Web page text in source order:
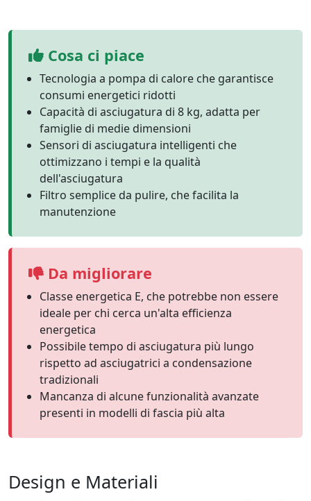
Cosa ci piace
Tecnologia a pompa di calore che garantisce
consumi energetici ridotti
Capacità di asciugatura di 8 kg, adatta per
famiglie di medie dimensioni
Sensori di asciugatura intelligenti che
ottimizzano i tempi e la qualità
dell'asciugatura
Filtro semplice da pulire, che facilita la
manutenzione
Da migliorare
Classe energetica E, che potrebbe non essere
ideale per chi cerca un'alta efficienza
energetica
Possibile tempo di asciugatura più lungo
rispetto ad asciugatrici a condensazione
tradizionali
Mancanza di alcune funzionalità avanzate
presenti in modelli di fascia più alta
Design e Materiali